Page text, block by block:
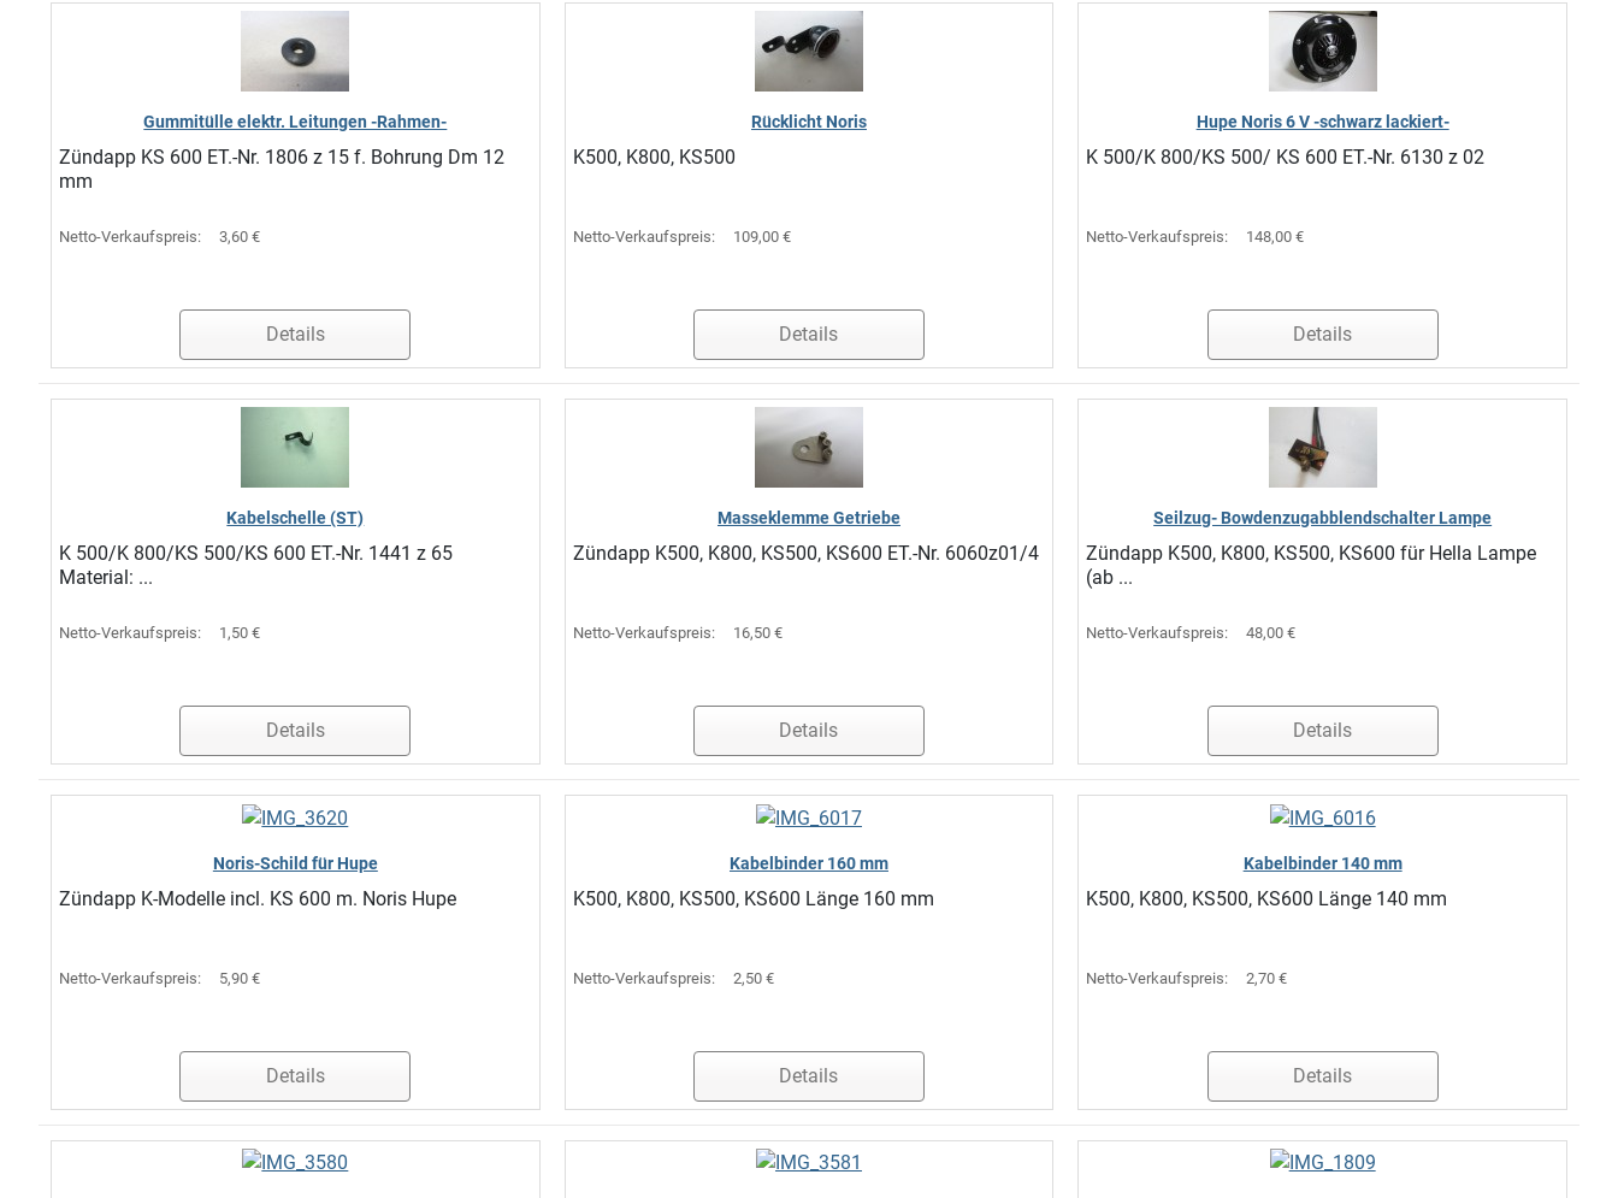
Gummitülle elektr. Leitungen -Rahmen-
Zündapp KS 600 ET.-Nr. 1806 z 15 f. Bohrung Dm 12
mm
Netto-Verkaufspreis: 3,60 €
Details
Rücklicht Noris
K500, K800, KS500
Netto-Verkaufspreis: 109,00 €
Details
Hupe Noris 6 V -schwarz lackiert-
K 500/K 800/KS 500/ KS 600 ET.-Nr. 6130 z 02
Netto-Verkaufspreis: 148,00 €
Details
Kabelschelle (ST)
K 500/K 800/KS 500/KS 600 ET.-Nr. 1441 z 65
Material: ...
Netto-Verkaufspreis: 1,50 €
Details
Masseklemme Getriebe
Zündapp K500, K800, KS500, KS600 ET.-Nr. 6060z01/4
Netto-Verkaufspreis: 16,50 €
Details
Seilzug- Bowdenzugabblendschalter Lampe
Zündapp K500, K800, KS500, KS600 für Hella Lampe
(ab ...
Netto-Verkaufspreis: 48,00 €
Details
Noris-Schild für Hupe
Zündapp K-Modelle incl. KS 600 m. Noris Hupe
Netto-Verkaufspreis: 5,90 €
Details
Kabelbinder 160 mm
K500, K800, KS500, KS600 Länge 160 mm
Netto-Verkaufspreis: 2,50 €
Details
Kabelbinder 140 mm
K500, K800, KS500, KS600 Länge 140 mm
Netto-Verkaufspreis: 2,70 €
Details